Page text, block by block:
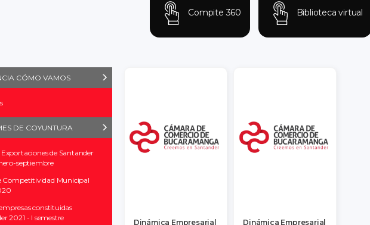
Compite 360 Biblioteca virtual
CÓMO VAMOS
DE COYUNTURA
Exportaciones de Santander
septiembre
Competitividad Municipal
constituidas
2021 - I semestre
Dinámica Empresarial
Dinámica Empresarial